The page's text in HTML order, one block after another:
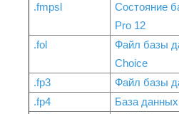
.fmpsl
Состояние
Pro 12
.fol
Файл базы
Choice
.fp3
Файл базы
.fp4
База